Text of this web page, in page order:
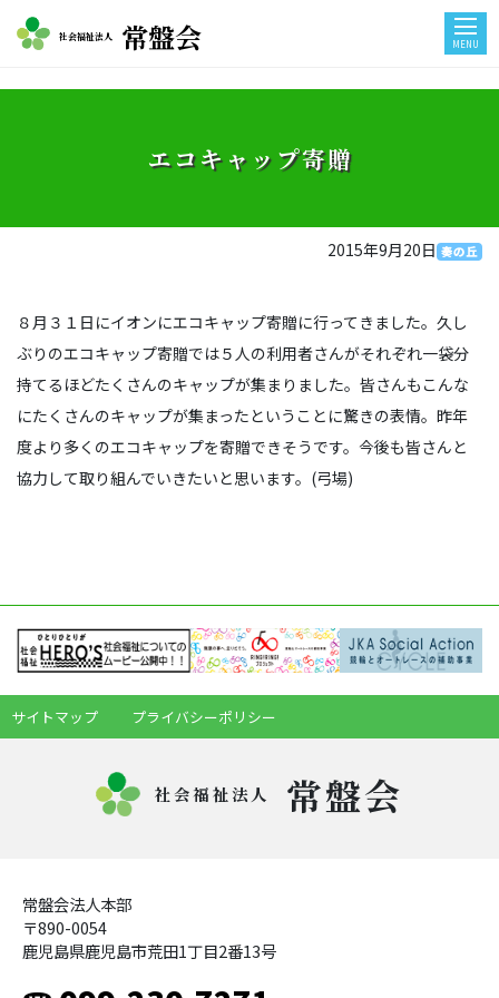
社会福祉法人 常盤会 MENU
エコキャップ寄贈
2015年9月20日 奏の丘
８月３１日にイオンにエコキャップ寄贈に行ってきました。久し
ぶりのエコキャップ寄贈では５人の利用者さんがそれぞれ一袋分
持てるほどたくさんのキャップが集まりました。皆さんもこんな
にたくさんのキャップが集まったということに驚きの表情。昨年
度より多くのエコキャップを寄贈できそうです。今後も皆さんと
協力して取り組んでいきたいと思います。(弓場)
サイトマップ プライバシーポリシー
社会福祉法人 常盤会
常盤会法人本部
〒890-0054
鹿児島県鹿児島市荒田1丁目2番13号